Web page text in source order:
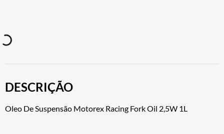
DESCRIÇÃO
Oleo De Suspensão Motorex Racing Fork Oil 2,5W 1L